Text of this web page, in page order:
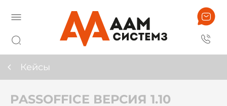
Кейсы
PASSOFFICE ВЕРСИЯ 1.10